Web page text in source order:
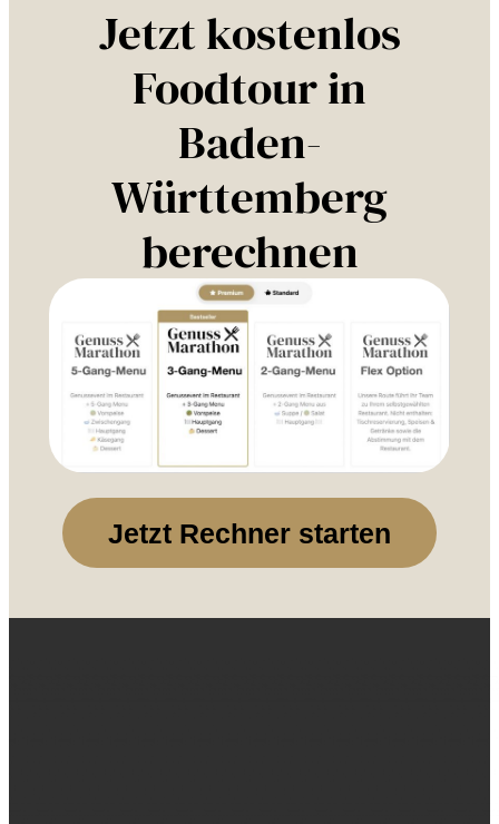
Jetzt kostenlos
Foodtour in
Baden-
Württemberg
berechnen
Jetzt Rechner starten